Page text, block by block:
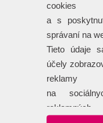
+ 17 ďalších
cookies
a s
správaní na
Tieto údaje
účely
reklamy
na